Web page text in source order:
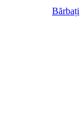
Bărbați